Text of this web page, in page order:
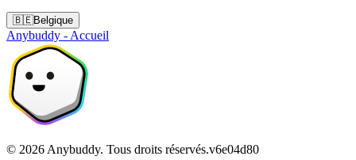
🇧🇪Belgique
Anybuddy - Accueil
© 2026 Anybuddy. Tous droits réservés.v6e04d80